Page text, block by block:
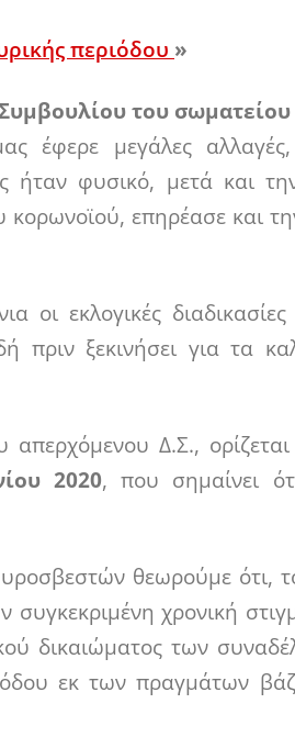
περιόδου »
του σωματείου
έφερε μεγάλες
ήταν φυσικό, μετά και
επηρέασε και
εκλογικές διαδικασίες
ξεκινήσει για τα
απερχόμενου Δ.Σ.,
2020, που σημαίνει
θεωρούμε ότι,
χρονική
δικαιώματος των
εκ των πραγμάτων